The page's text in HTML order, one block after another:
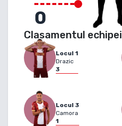
0
Clasamentul echipei
Locul 1
Drazic
3
Locul 3
Camora
1